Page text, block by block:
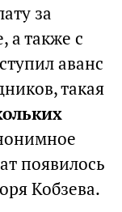
за
а также с
аванс
такая
появилось
Кобзева.